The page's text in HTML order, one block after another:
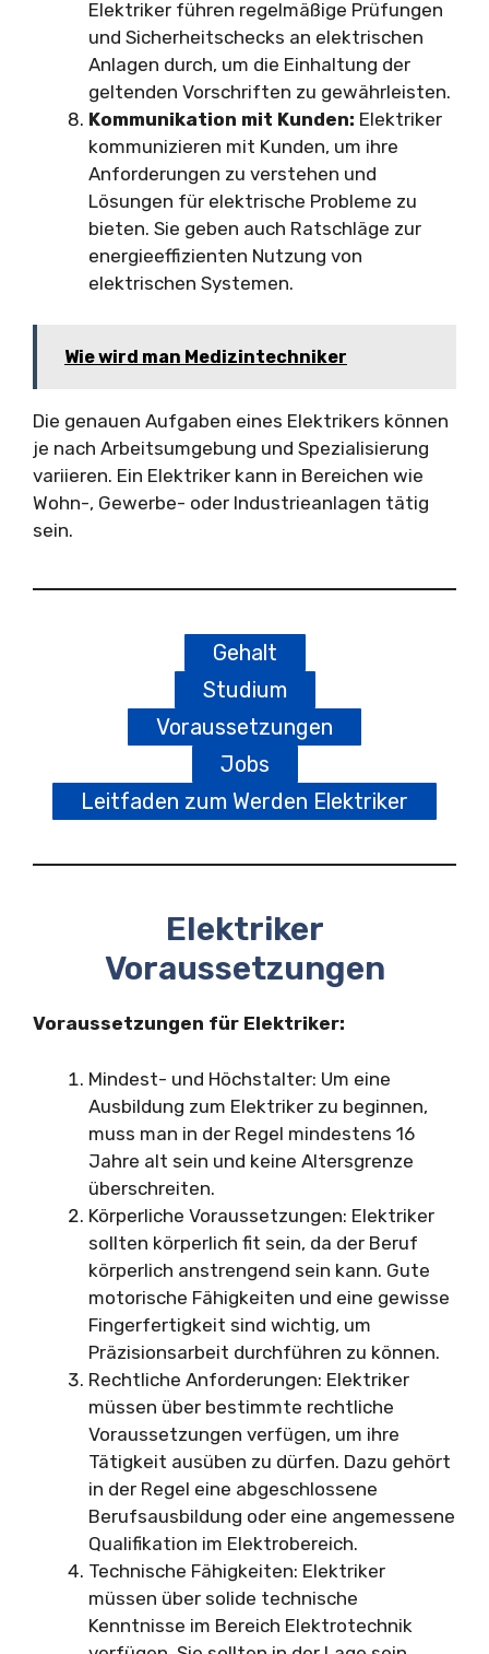
Elektriker führen regelmäßige Prüfungen
und Sicherheitschecks an elektrischen
Anlagen durch, um die Einhaltung der
geltenden Vorschriften zu gewährleisten.
Kommunikation mit Kunden: Elektriker
kommunizieren mit Kunden, um ihre
Anforderungen zu verstehen und
Lösungen für elektrische Probleme zu
bieten. Sie geben auch Ratschläge zur
energieeffizienten Nutzung von
elektrischen Systemen.
Wie wird man Medizintechniker
Die genauen Aufgaben eines Elektrikers können
je nach Arbeitsumgebung und Spezialisierung
variieren. Ein Elektriker kann in Bereichen wie
Wohn-, Gewerbe- oder Industrieanlagen tätig
sein.
Gehalt
Studium
Voraussetzungen
Jobs
Leitfaden zum Werden Elektriker
Elektriker
Voraussetzungen
Voraussetzungen für Elektriker:
Mindest- und Höchstalter: Um eine
Ausbildung zum Elektriker zu beginnen,
muss man in der Regel mindestens 16
Jahre alt sein und keine Altersgrenze
überschreiten.
Körperliche Voraussetzungen: Elektriker
sollten körperlich fit sein, da der Beruf
körperlich anstrengend sein kann. Gute
motorische Fähigkeiten und eine gewisse
Fingerfertigkeit sind wichtig, um
Präzisionsarbeit durchführen zu können.
Rechtliche Anforderungen: Elektriker
müssen über bestimmte rechtliche
Voraussetzungen verfügen, um ihre
Tätigkeit ausüben zu dürfen. Dazu gehört
in der Regel eine abgeschlossene
Berufsausbildung oder eine angemessene
Qualifikation im Elektrobereich.
Technische Fähigkeiten: Elektriker
müssen über solide technische
Kenntnisse im Bereich Elektrotechnik